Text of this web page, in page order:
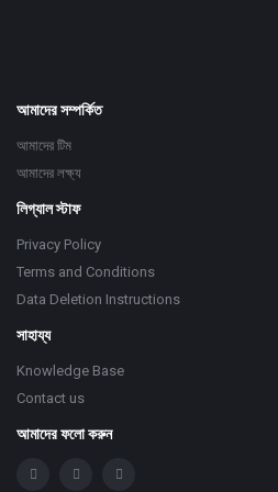
আমাদের সম্পর্কিত
আমাদের টিম
আমাদের লক্ষ্য
লিগ্যাল স্টাফ
Privacy Policy
Terms and Conditions
Data Deletion Instructions
সাহায্য
Knowledge Base
Contact us
আমাদের ফলো করুন